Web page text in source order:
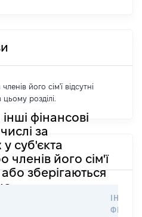
його сім'ї відсутні
розділі.
інші фінансові
за
суб'єкта
членів його сім'ї
зберігаються